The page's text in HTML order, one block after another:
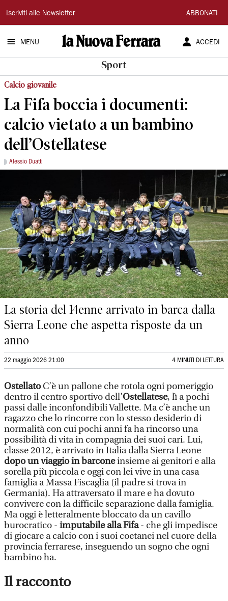
La
Nuova
Ferrara
Iscriviti alle Newsletter ABBONATI
MENU ACCEDI
Sport
Calcio giovanile
La Fifa boccia i documenti:
calcio vietato a un bambino
dell’Ostellatese
Alessio Duatti
La storia del 14enne arrivato in barca dalla
Sierra Leone che aspetta risposte da un
anno
22 maggio 2026 21:00 4 MINUTI DI LETTURA
OstellatoC’è un pallone che rotola ogni pomeriggio
dentro il centro sportivo dell’Ostellatese, lì a pochi
passi dalle inconfondibili Vallette. Ma c’è anche un
ragazzo che lo rincorre con lo stesso desiderio di
normalità con cui pochi anni fa ha rincorso una
possibilità di vita in compagnia dei suoi cari. Lui,
classe 2012, è arrivato in Italia dalla Sierra Leone
dopo un viaggio in barconeinsieme ai genitori e alla
sorella più piccola e oggi con lei vive in una casa
famiglia a Massa Fiscaglia (il padre si trova in
Germania). Ha attraversato il mare e ha dovuto
convivere con la difficile separazione dalla famiglia.
Ma oggi è letteralmente bloccato da un cavillo
burocratico - imputabile alla Fifa- che gli impedisce
di giocare a calcio con i suoi coetanei nel cuore della
provincia ferrarese, inseguendo un sogno che ogni
bambino ha.
Il racconto